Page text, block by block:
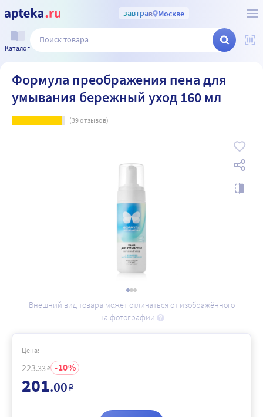
завтрав Москве
Каталог
Формула преображения пена для
умывания бережный уход 160 мл
(39отзывов)
Внешний вид товара может отличаться от изображённого
на фотографии
Цена:
223.33 ₽ 10
201.00₽